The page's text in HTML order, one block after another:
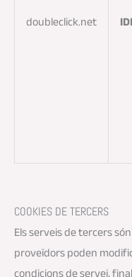
doubleclick.net
COOKIES DE TERCERS
Els serveis de tercers
proveïdors poden
condicions de servei,